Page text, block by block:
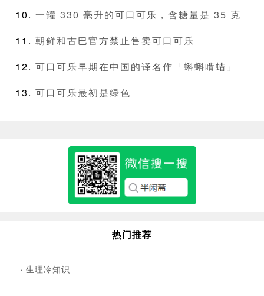
一罐 330 毫升的可口可乐，含糖量是 35 克
朝鲜和古巴官方禁止售卖可口可乐
可口可乐早期在中国的译名作「蝌蝌啃蜡」
可口可乐最初是绿色
热门推荐
· 生理冷知识